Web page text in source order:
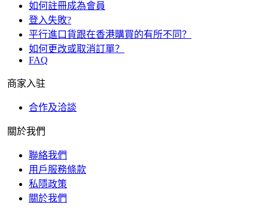
如何註冊成為會員
登入失敗?
平行進口貨跟在香港購買的有所不同？
如何更改或取消訂單？
FAQ
商家入驻
合作及洽談
關於我們
聯絡我們
用戶服務條款
私隱政策
關於我們